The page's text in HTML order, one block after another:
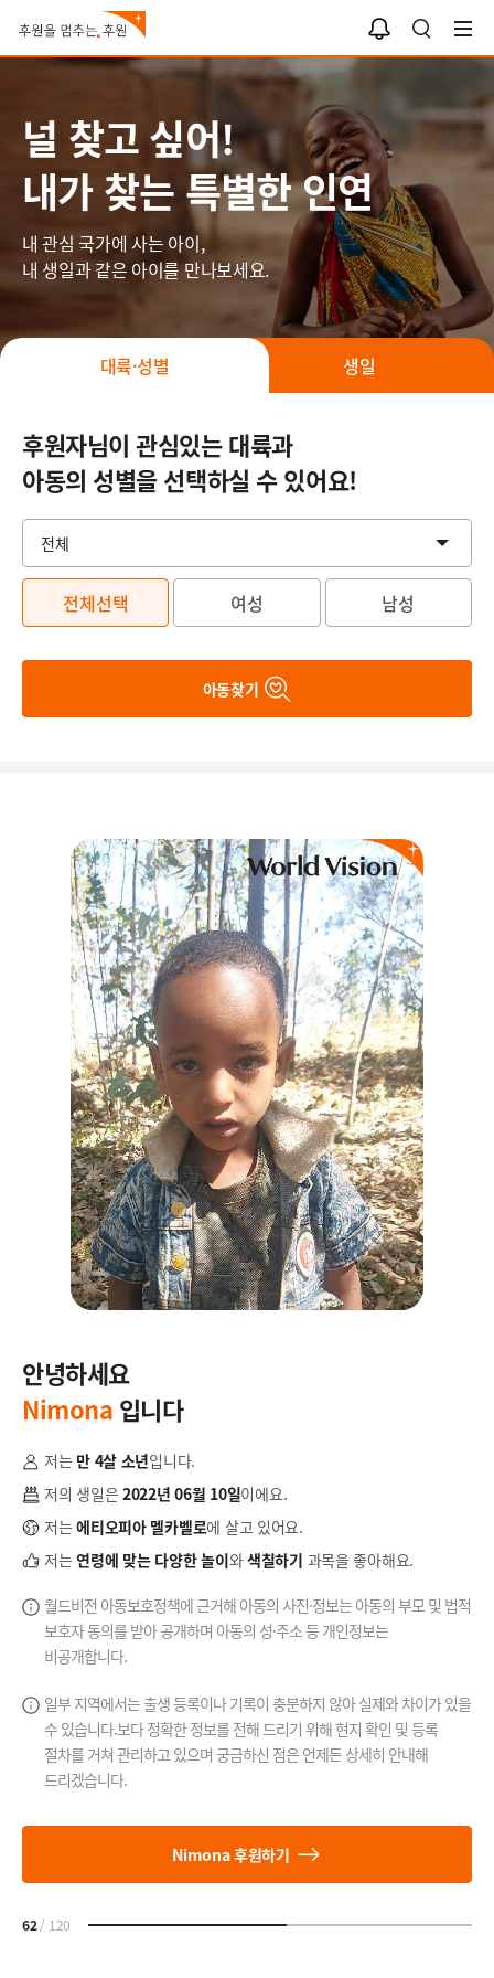
검
색
알
림
함
나와 너의 인연
널 찾고 싶어!
내가 찾는 특별한 인연
내 관심 국가에 사는 아이,
내 생일과 같은 아이를 만나보세요.
대륙·성별
후원자님이 관심있는 대륙과
아동의 성별을 선택하실 수 있어요!
전체선택 여성 남성
아동찾기
생일
안녕하세요
Nimona 입니다
저는 만 4살 소년입니다.
저의 생일은2022년 06월 10일이에요.
저는에티오피아 멜카벨로에 살고 있어요.
저는연령에 맞는 다양한 놀이와색칠하기 과목을 좋아해요.
월드비전 아동보호정책에 근거해 아동의 사진·정보는 아동의 부모 및 법적
보호자 동의를 받아 공개하며 아동의 성·주소 등 개인정보는
비공개합니다.
일부 지역에서는 출생 등록이나 기록이 충분하지 않아 실제와 차이가 있을
수 있습니다.보다 정확한 정보를 전해 드리기 위해 현지 확인 및 등록
절차를 거쳐 관리하고 있으며 궁금하신 점은 언제든 상세히 안내해
드리겠습니다.
Nimona 후원하기
62/ 120